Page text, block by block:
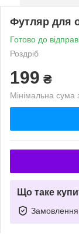
Футляр для
Готово до
Роздріб
199 ₴
Мінімальна
Що таке
Замовлення